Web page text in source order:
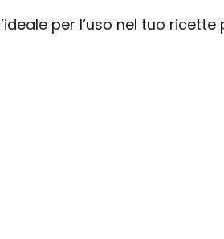
per l’uso nel tuo ricette